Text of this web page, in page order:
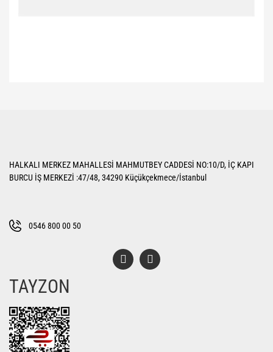
Ürün açıklamasında eksik bilgiler bulunuyor.
Bu ürüne benzer farklı alternatifler olmalı.
HALKALI MERKEZ MAHALLESİ MAHMUTBEY CADDESİ NO:10/D, İÇ KAPI
BURCU İŞ MERKEZİ :47/48, 34290 Küçükçekmece/İstanbul
0546 800 00 50
TAYZON